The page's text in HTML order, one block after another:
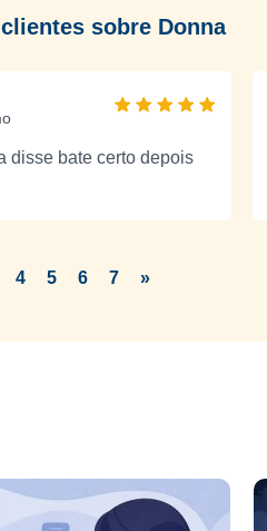
sobre Donna
disse bate certo depois
4 5 6 7 »